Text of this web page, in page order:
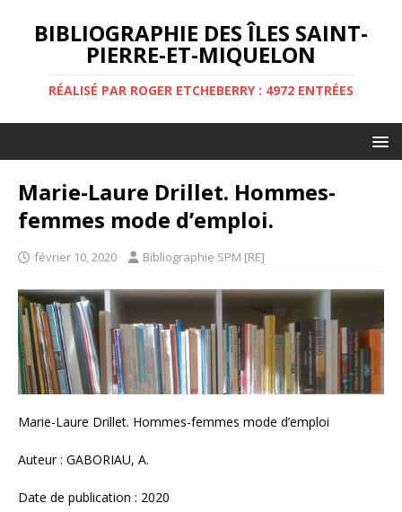
BIBLIOGRAPHIE DES ÎLES SAINT-
PIERRE-ET-MIQUELON
RÉALISÉ PAR ROGER ETCHEBERRY : 4972 ENTRÉES
Marie-Laure Drillet. Hommes-
femmes mode d’emploi.
février 10, 2020 Bibliographie SPM [RE]
Marie-Laure Drillet. Hommes-femmes mode d’emploi
Auteur : GABORIAU, A.
Date de publication : 2020